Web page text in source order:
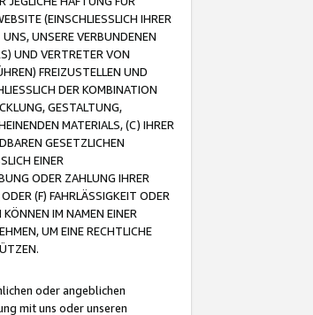
(EINSCHLIESSLICH IHRER
UNSERE VERBUNDENEN
UND VERTRETER VON
FREIZUSTELLEN UND
DER KOMBINATION
GESTALTUNG,
MATERIALS, (C) IHRER
GESETZLICHEN
EINER
ODER ZAHLUNG IHRER
(F) FAHRLÄSSIGKEIT ODER
IM NAMEN EINER
UM EINE RECHTLICHE
oder angeblichen
mit uns oder unseren